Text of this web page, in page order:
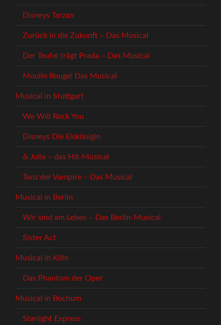
Disneys Tarzan
Zurück in die Zukunft – Das Musical
Der Teufel trägt Prada – Das Musical
Moulin Rouge! Das Musical
Musical in Stuttgart
We Will Rock You
Disneys Die Eiskönigin
& Julia – das Hit-Musical
Tanz der Vampire – Das Musical
Musical in Berlin
Wir sind am Leben – Das Berlin-Musical
Sister Act
Musical in Köln
Das Phantom der Oper
Musical in Bochum
Starlight Express